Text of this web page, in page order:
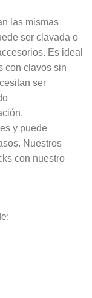
las mismas
ser clavada o
Es ideal
con clavos sin
ser
y puede
Nuestros
con nuestro